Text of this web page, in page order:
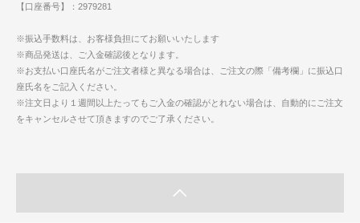
【口座番号】：2979281
※振込手数料は、お客様負担にてお願いいたします
※商品発送は、ご入金確認後となります。
※お支払い口座氏名がご注文者様と異なる場合は、ご注文の際「備考欄」に振込口
座氏名をご記入ください。
※注文日より１週間以上たってもご入金の確認がとれない場合は、自動的にご注文
をキャンセルさせて頂きますのでご了承ください。